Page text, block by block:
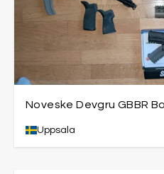
Noveske Devgru GBBR
Uppsala